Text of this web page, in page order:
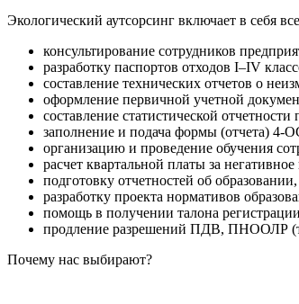
Экологический аутсорсинг включает в себя
консультирование сотрудников
разработку паспортов отходов I–IV
составление технических отчетов о
оформление первичной учетной
составление статистической
заполнение и подача формы (отчета) 4-
организацию и проведение обучения
расчет квартальной платы за
подготовку отчетностей об
разработку проекта нормативов
помощь в получении талона
продление разрешений ПДВ, ПНООЛР
Почему нас выбирают?